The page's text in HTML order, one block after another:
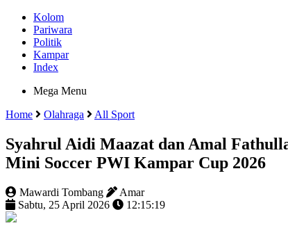
Kolom
Pariwara
Politik
Kampar
Index
Mega Menu
Home
Olahraga All Sport
Syahrul Aidi Maazat dan Amal
Mini Soccer PWI Kampar Cup 2026
Mawardi Tombang
Amar
Sabtu, 25 April 2026
12:15:19